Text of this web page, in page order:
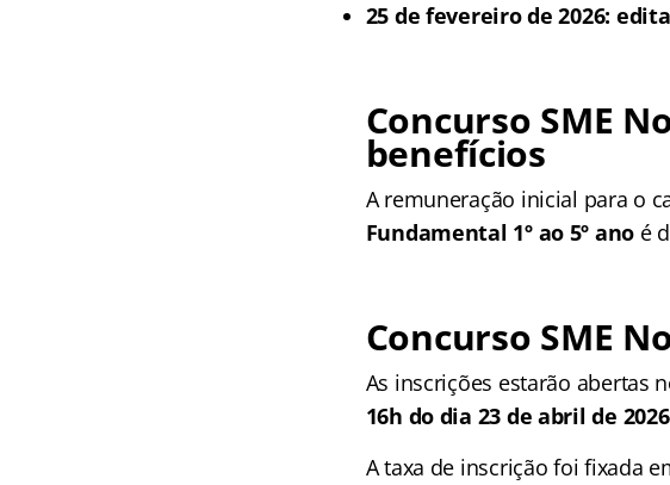
25 de fevereiro de 2026:
Concurso SME
benefícios
A remuneração inicial para o
Fundamental 1º ao 5º ano é
Concurso SME
As inscrições estarão abertas
16h do dia 23 de abril de 2026
A taxa de inscrição foi fixada